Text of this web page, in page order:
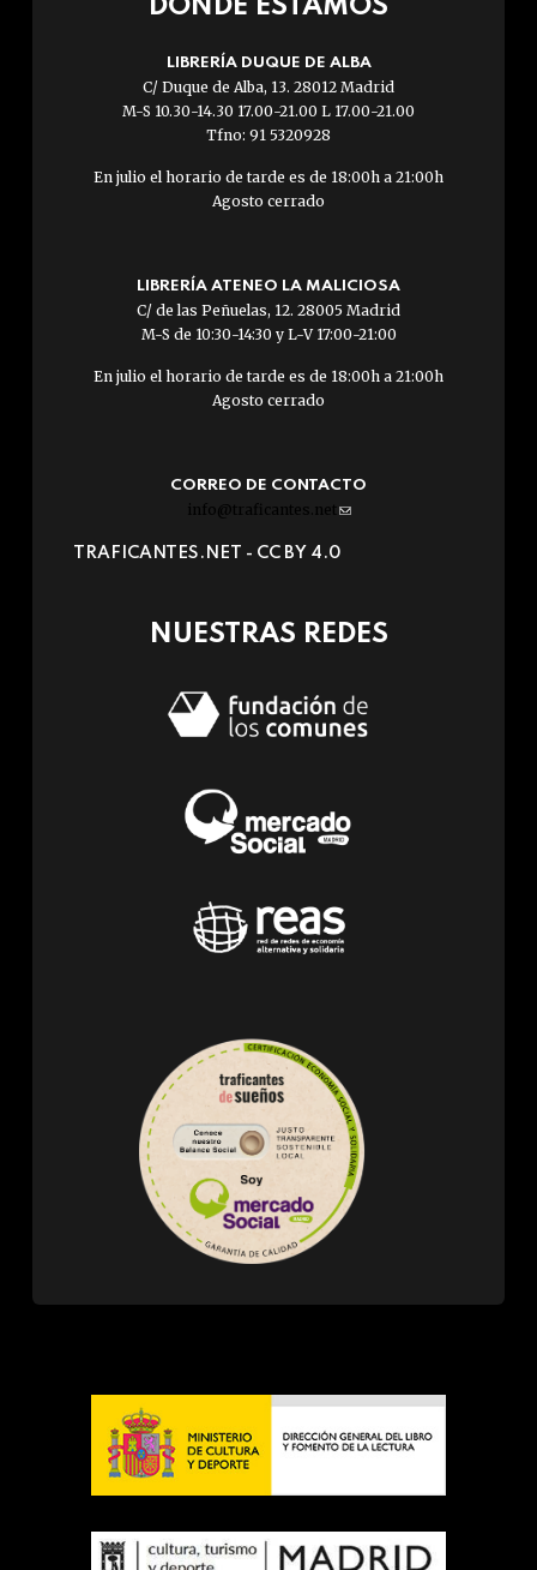
DÓNDE ESTAMOS
LIBRERÍA DUQUE DE ALBA
C/ Duque de Alba, 13. 28012 Madrid
M-S 10.30-14.30 17.00-21.00 L 17.00-21.00
Tfno: 91 5320928
En julio el horario de tarde es de 18:00h a 21:00h
Agosto cerrado
LIBRERÍA ATENEO LA MALICIOSA
C/ de las Peñuelas, 12. 28005 Madrid
M-S de 10:30-14:30 y L-V 17:00-21:00
En julio el horario de tarde es de 18:00h a 21:00h
Agosto cerrado
CORREO DE CONTACTO
info@traficantes.net (link
e-
TRAFICANTES.NET - CC BY 4.0
NUESTRAS REDES